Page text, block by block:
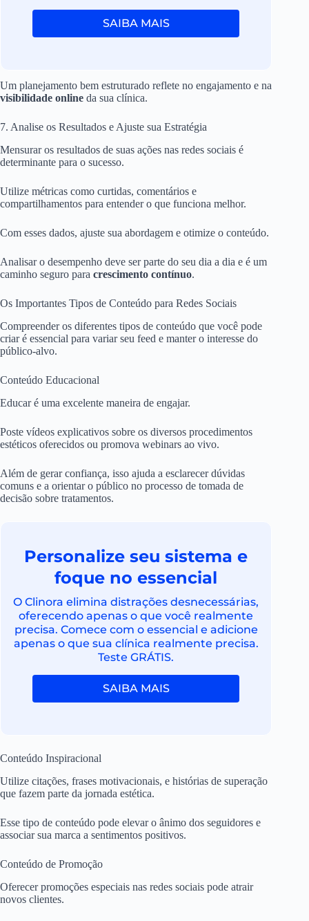
SAIBA MAIS
Um planejamento bem estruturado reflete no engajamento e na
visibilidade online da sua clínica.
7. Analise os Resultados e Ajuste sua Estratégia
Mensurar os resultados de suas ações nas redes sociais é
determinante para o sucesso.
Utilize métricas como curtidas, comentários e
compartilhamentos para entender o que funciona melhor.
Com esses dados, ajuste sua abordagem e otimize o conteúdo.
Analisar o desempenho deve ser parte do seu dia a dia e é um
caminho seguro para crescimento contínuo.
Os Importantes Tipos de Conteúdo para Redes Sociais
Compreender os diferentes tipos de conteúdo que você pode
criar é essencial para variar seu feed e manter o interesse do
público-alvo.
Conteúdo Educacional
Educar é uma excelente maneira de engajar.
Poste vídeos explicativos sobre os diversos procedimentos
estéticos oferecidos ou promova webinars ao vivo.
Além de gerar confiança, isso ajuda a esclarecer dúvidas
comuns e a orientar o público no processo de tomada de
decisão sobre tratamentos.
Personalize seu sistema e
foque no essencial
O Clinora elimina distrações desnecessárias,
oferecendo apenas o que você realmente
precisa. Comece com o essencial e adicione
apenas o que sua clínica realmente precisa.
Teste GRÁTIS.
SAIBA MAIS
Conteúdo Inspiracional
Utilize citações, frases motivacionais, e histórias de superação
que fazem parte da jornada estética.
Esse tipo de conteúdo pode elevar o ânimo dos seguidores e
associar sua marca a sentimentos positivos.
Conteúdo de Promoção
Oferecer promoções especiais nas redes sociais pode atrair
novos clientes.